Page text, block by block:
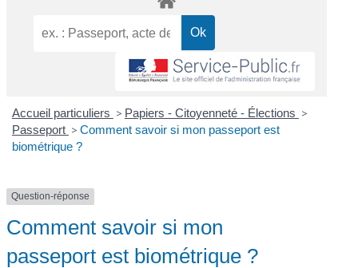
Accueil particuliers > Papiers - Citoyenneté - Élections >
Passeport > Comment savoir si mon passeport est
biométrique ?
Question-réponse
Comment savoir si mon
passeport est biométrique ?